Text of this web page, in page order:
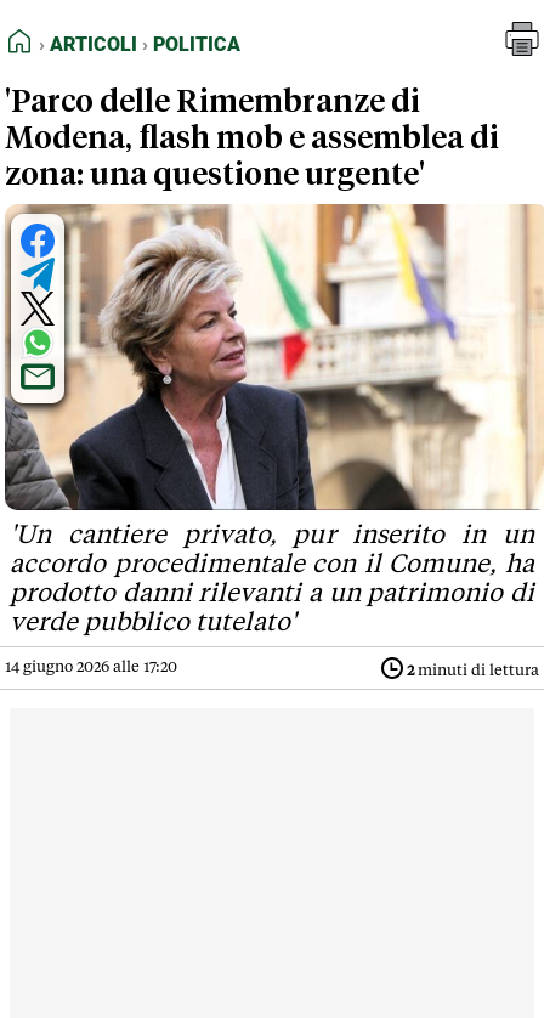
FEED RSS
NORMATIVE DEONTOLOGICHE
TERMINI e CONDIZIONI
HOME
ARTICOLI POLITICA
'Parco delle Rimembranze di
Modena, flash mob e assemblea di
zona: una questione urgente'
'Un cantiere privato, pur inserito in un
accordo procedimentale con il Comune, ha
prodotto danni rilevanti a un patrimonio di
verde pubblico tutelato'
14 giugno 2026 alle 17:20 2minuti di lettura